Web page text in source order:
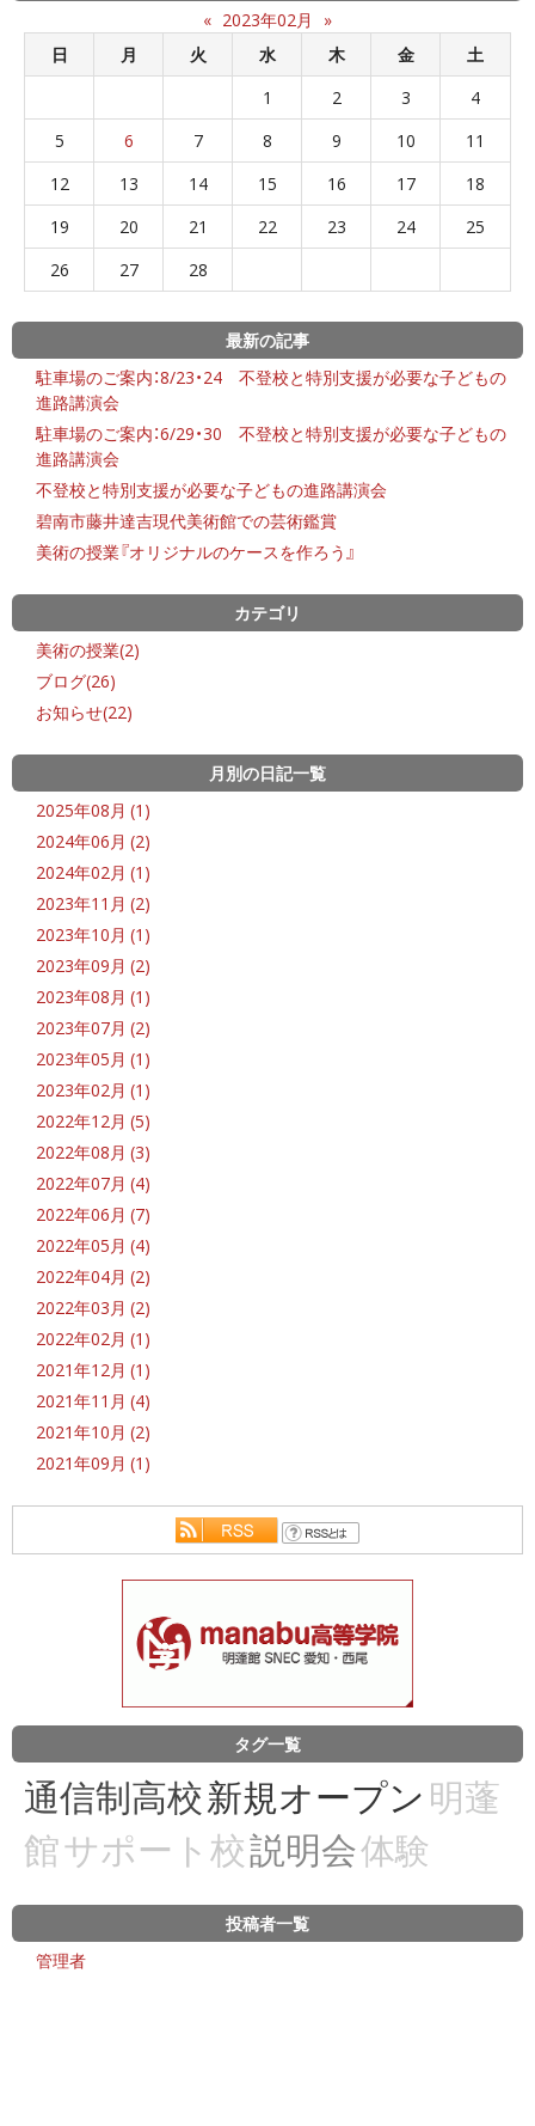
« 2023年02月
»
日
月 火 水 木 金
土
1
2 3
4
5
6 7 8 9 10
11
12
13 14 15 16 17
18
19
20 21 22 23 24
25
26
27 28
最新の記事
駐車場のご案内：8/23・24 不登校と特別支援が必要な子どもの
進路講演会
駐車場のご案内：6/29・30 不登校と特別支援が必要な子どもの
進路講演会
不登校と特別支援が必要な子どもの進路講演会
碧南市藤井達吉現代美術館での芸術鑑賞
美術の授業『オリジナルのケースを作ろう』
カテゴリ
美術の授業(2)
ブログ(26)
お知らせ(22)
月別の日記一覧
2025年08月 (1)
2024年06月 (2)
2024年02月 (1)
2023年11月 (2)
2023年10月 (1)
2023年09月 (2)
2023年08月 (1)
2023年07月 (2)
2023年05月 (1)
2023年02月 (1)
2022年12月 (5)
2022年08月 (3)
2022年07月 (4)
2022年06月 (7)
2022年05月 (4)
2022年04月 (2)
2022年03月 (2)
2022年02月 (1)
2021年12月 (1)
2021年11月 (4)
2021年10月 (2)
2021年09月 (1)
タグ一覧
通信制高校新規オープン明蓬
館サポート校説明会体験
投稿者一覧
管理者